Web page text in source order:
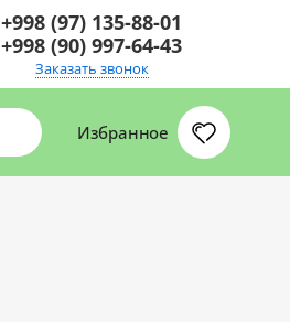
+998 (97) 135-88-01
+998 (90) 997-64-43
Заказать звонок
Избранное